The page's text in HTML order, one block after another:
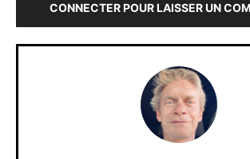
CONNECTER POUR LAISSER UN